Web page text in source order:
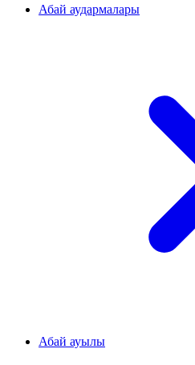
Абай аудармалары
Абай ауылы